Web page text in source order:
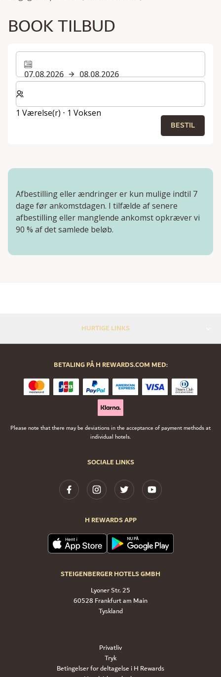
BOOK TILBUD
07.08.2026
08.08.2026
Vælg antal værelser og gæster til dit ophold
1 Værelse(r) ⋅ 1 Voksen
BESTIL
Afbestilling eller ændringer er kun mulige indtil 7
dage før ankomstdagen. I tilfælde af senere
afbestilling eller manglende ankomst opkræver vi
90 % af det samlede beløb.
HURTIGE LINKS
SOCIALE LINKS
H REWARDS APP
STEIGENBERGER HOTELS GMBH
Lyoner Str. 25
60528 Frankfurt am Main
Tyskland
BETALING PÅ H REWARDS.COM MED:
Please note that there may be deviations in the acceptance of payment methods at
individual hotels.
Privatliv
Tryk
Betingelser for deltagelse i H Rewards